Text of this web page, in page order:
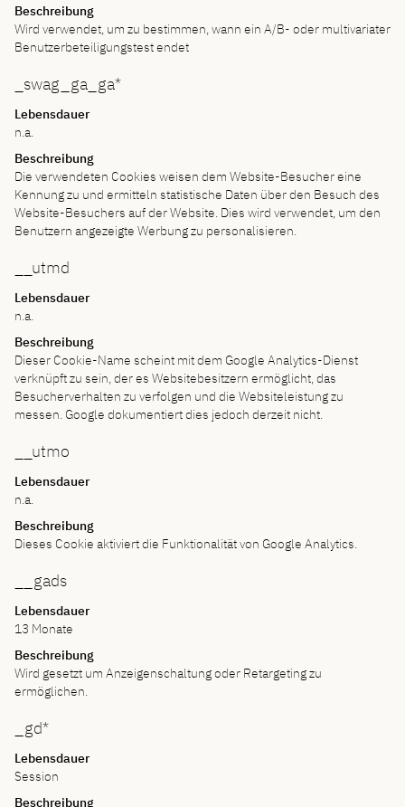
Beschreibung
Wird verwendet, um zu bestimmen, wann ein A/B- oder multivariater
Benutzerbeteiligungstest endet
_swag_ga_ga*
Lebensdauer
n.a.
Beschreibung
Die verwendeten Cookies weisen dem Website-Besucher eine
Kennung zu und ermitteln statistische Daten über den Besuch des
Website-Besuchers auf der Website. Dies wird verwendet, um den
Benutzern angezeigte Werbung zu personalisieren.
__utmd
Lebensdauer
n.a.
Beschreibung
Dieser Cookie-Name scheint mit dem Google Analytics-Dienst
verknüpft zu sein, der es Websitebesitzern ermöglicht, das
Besucherverhalten zu verfolgen und die Websiteleistung zu
messen. Google dokumentiert dies jedoch derzeit nicht.
__utmo
Lebensdauer
n.a.
Beschreibung
Dieses Cookie aktiviert die Funktionalität von Google Analytics.
__gads
Lebensdauer
13 Monate
Beschreibung
Wird gesetzt um Anzeigenschaltung oder Retargeting zu
ermöglichen.
_gd*
Lebensdauer
Session
Beschreibung